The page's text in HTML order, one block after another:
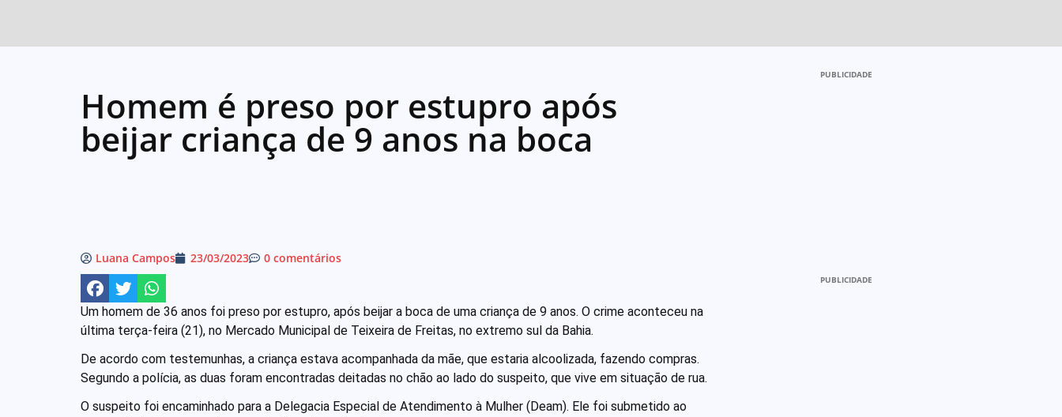
Homem é preso por estupro após
beijar criança de 9 anos na boca
Luana Campos 23/03/2023 0 comentários
Um homem de 36 anos foi preso por estupro, após beijar a boca de uma criança de 9 anos. O crime aconteceu na
última terça-feira (21), no Mercado Municipal de Teixeira de Freitas, no extremo sul da Bahia.
De acordo com testemunhas, a criança estava acompanhada da mãe, que estaria alcoolizada, fazendo compras.
Segundo a polícia, as duas foram encontradas deitadas no chão ao lado do suspeito, que vive em situação de rua.
O suspeito foi encaminhado para a Delegacia Especial de Atendimento à Mulher (Deam). Ele foi submetido ao
PUBLICIDADE
PUBLICIDADE